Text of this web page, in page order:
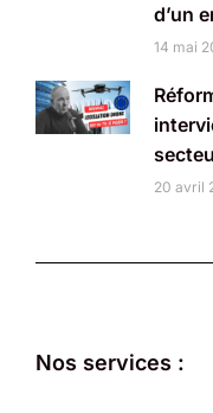
d’un
14 mai
20 avril
Nos services :